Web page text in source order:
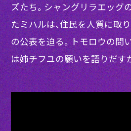
ズたち。シャングリラエッグ
たミハルは、住民を人質に取
の公表を迫る。トモロウの問
は姉チフユの願いを語りだ